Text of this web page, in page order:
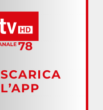
SCARICA
L’APP